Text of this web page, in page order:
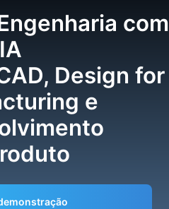
com
IA
Design for
e